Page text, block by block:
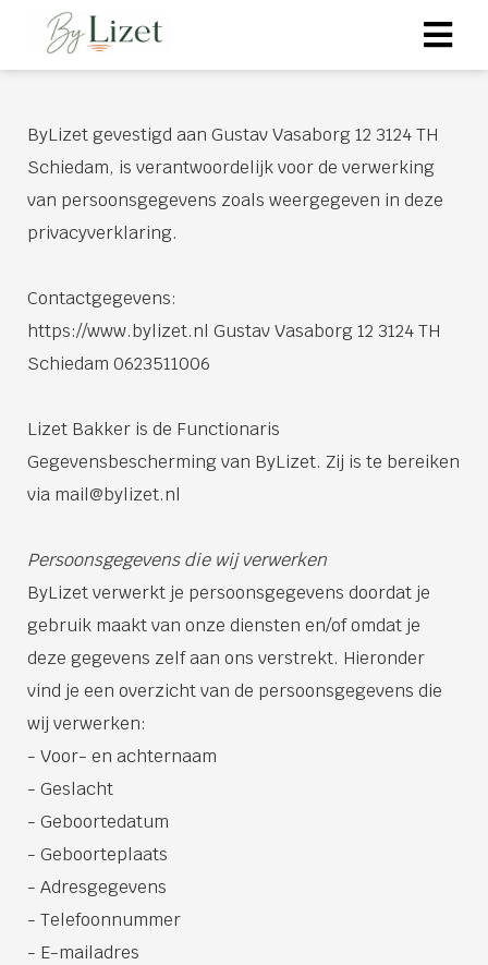
ByLizet gevestigd aan Gustav Vasaborg 12 3124 TH
Schiedam, is verantwoordelijk voor de verwerking
van persoonsgegevens zoals weergegeven in deze
privacyverklaring.
Contactgegevens:
https://www.bylizet.nl Gustav Vasaborg 12 3124 TH
Schiedam 0623511006
Lizet Bakker is de Functionaris
Gegevensbescherming van ByLizet. Zij is te bereiken
via mail@bylizet.nl
Persoonsgegevens die wij verwerken
ByLizet verwerkt je persoonsgegevens doordat je
gebruik maakt van onze diensten en/of omdat je
deze gegevens zelf aan ons verstrekt. Hieronder
vind je een overzicht van de persoonsgegevens die
wij verwerken:
- Voor- en achternaam
- Geslacht
- Geboortedatum
- Geboorteplaats
- Adresgegevens
- Telefoonnummer
- E-mailadres